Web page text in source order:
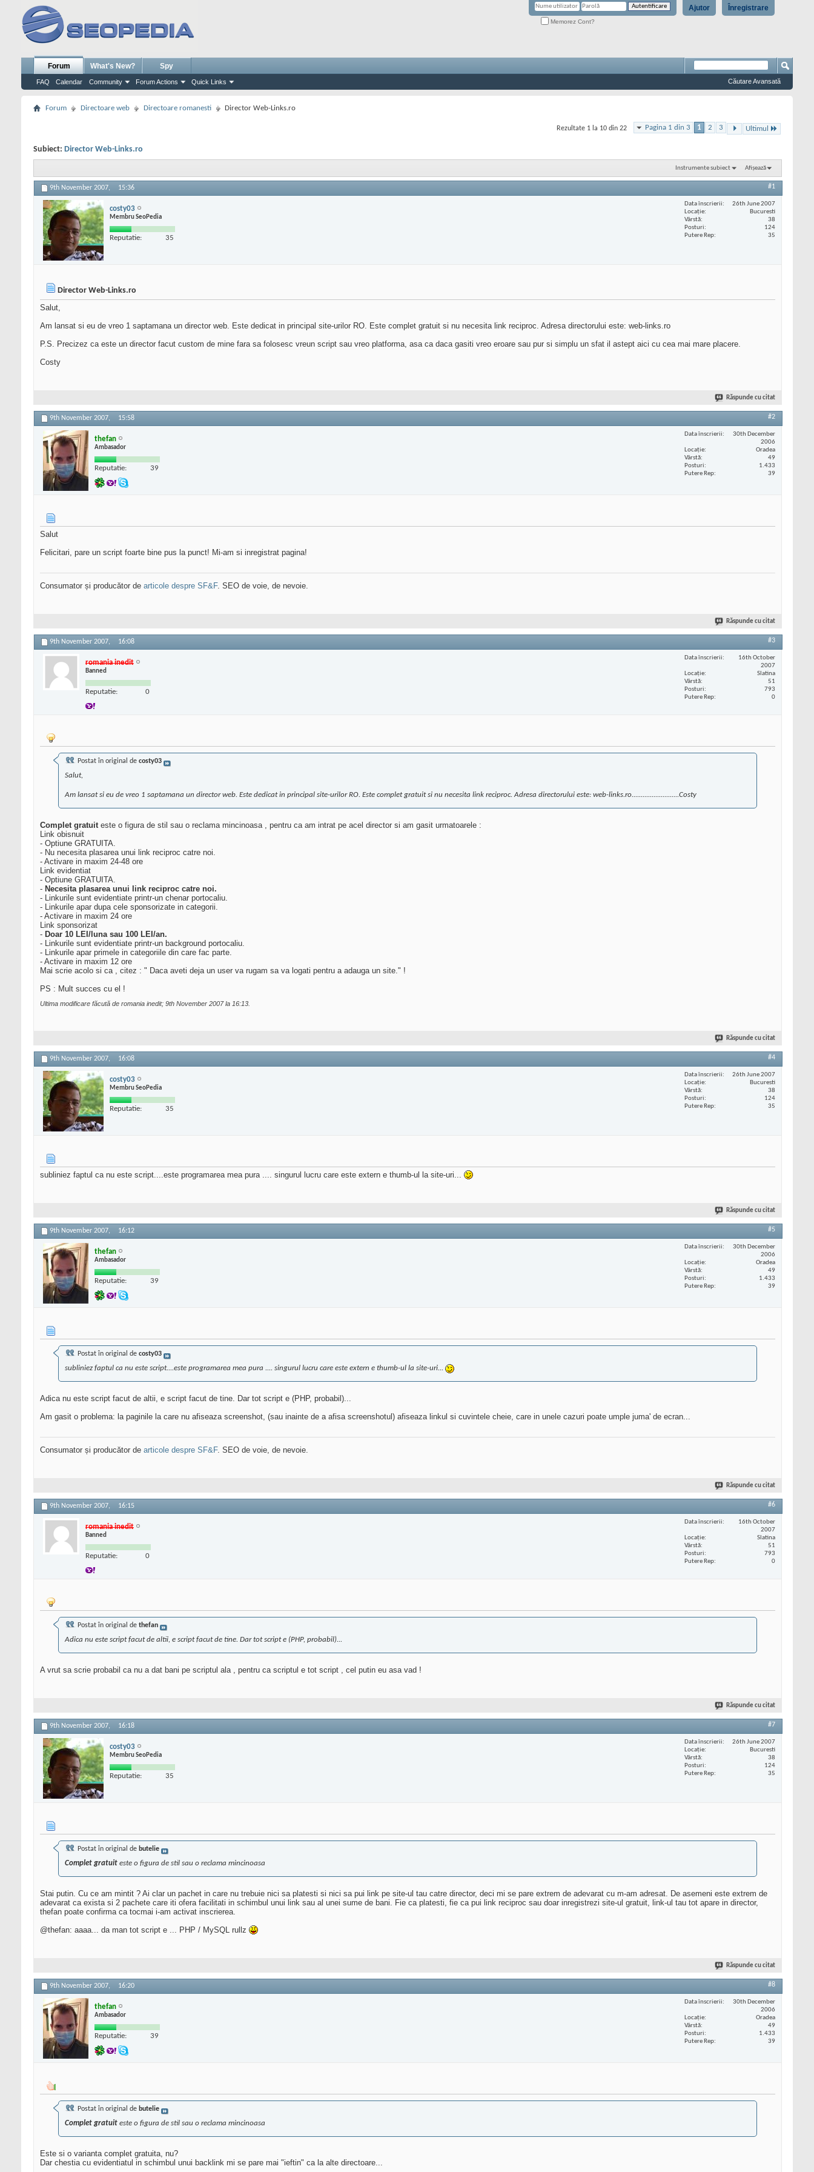
Înregistrare
Ajutor
Memorez Cont?
Forum
FAQ Calendar Community Forum Actions Quick Links
What's New? Spy
Căutare Avansată
Forum Directoare web Directoare romanesti Director Web-Links.ro
Pagina 1 din 3 1 2 3 Ultimul
Rezultate 1 la 10 din 22
Subiect: Director Web-Links.ro
Instrumente subiect Afișează
9th November 2007, 15:36 #1
costy03
Membru SeoPedia
Reputatie: 35
Data înscrierii
26th June 2007
Locaţie
Bucuresti
Vârstă
38
Posturi
124
Putere Rep
35
Director Web-Links.ro
Salut,
Am lansat si eu de vreo 1 saptamana un director web. Este dedicat in principal site-urilor RO. Este complet gratuit si nu necesita link reciproc. Adresa directorului este: web-links.ro
P.S. Precizez ca este un director facut custom de mine fara sa folosesc vreun script sau vreo platforma, asa ca daca gasiti vreo eroare sau pur si simplu un sfat il astept aici cu cea mai mare placere.
Costy
Răspunde cu citat
9th November 2007, 15:58 #2
thefan
Ambasador
Reputatie: 39
Data înscrierii
30th December
2006
Locaţie
Oradea
Vârstă
49
Posturi
1.433
Putere Rep
39
Salut
Felicitari, pare un script foarte bine pus la punct! Mi-am si inregistrat pagina!
Consumator și producător de articole despre SF&F. SEO de voie, de nevoie.
Răspunde cu citat
9th November 2007, 16:08 #3
romania inedit
Banned
Reputatie: 0
Data înscrierii
16th October
2007
Locaţie
Slatina
Vârstă
51
Posturi
793
Putere Rep
0
Postat în original de costy03
Salut,
Am lansat si eu de vreo 1 saptamana un director web. Este dedicat in principal site-urilor RO. Este complet gratuit si nu necesita link reciproc. Adresa directorului este: web-links.ro..........................Costy
Complet gratuit este o figura de stil sau o reclama mincinoasa , pentru ca am intrat pe acel director si am gasit urmatoarele :
Link obisnuit
- Optiune GRATUITA.
- Nu necesita plasarea unui link reciproc catre noi.
- Activare in maxim 24-48 ore
Link evidentiat
- Optiune GRATUITA.
- Necesita plasarea unui link reciproc catre noi.
- Linkurile sunt evidentiate printr-un chenar portocaliu.
- Linkurile apar dupa cele sponsorizate in categorii.
- Activare in maxim 24 ore
Link sponsorizat
- Doar 10 LEI/luna sau 100 LEI/an.
- Linkurile sunt evidentiate printr-un background portocaliu.
- Linkurile apar primele in categoriile din care fac parte.
- Activare in maxim 12 ore
Mai scrie acolo si ca , citez : " Daca aveti deja un user va rugam sa va logati pentru a adauga un site." !
PS : Mult succes cu el !
Ultima modificare făcută de romania inedit; 9th November 2007 la 16:13
Răspunde cu citat
9th November 2007, 16:08 #4
costy03
Membru SeoPedia
Reputatie: 35
Data înscrierii
26th June 2007
Locaţie
Bucuresti
Vârstă
38
Posturi
124
Putere Rep
35
subliniez faptul ca nu este script....este programarea mea pura .... singurul lucru care este extern e thumb-ul la site-uri...
Răspunde cu citat
9th November 2007, 16:12 #5
thefan
Ambasador
Reputatie: 39
Data înscrierii
30th December
2006
Locaţie
Oradea
Vârstă
49
Posturi
1.433
Putere Rep
39
Postat în original de costy03
subliniez faptul ca nu este script....este programarea mea pura .... singurul lucru care este extern e thumb-ul la site-uri...
Adica nu este script facut de altii, e script facut de tine. Dar tot script e (PHP, probabil)...
Am gasit o problema: la paginile la care nu afiseaza screenshot, (sau inainte de a afisa screenshotul) afiseaza linkul si cuvintele cheie, care in unele cazuri poate umple juma' de ecran...
Consumator și producător de articole despre SF&F. SEO de voie, de nevoie.
Răspunde cu citat
9th November 2007, 16:15 #6
romania inedit
Banned
Reputatie: 0
Data înscrierii
16th October
2007
Locaţie
Slatina
Vârstă
51
Posturi
793
Putere Rep
0
Postat în original de thefan
Adica nu este script facut de altii, e script facut de tine. Dar tot script e (PHP, probabil)...
A vrut sa scrie probabil ca nu a dat bani pe scriptul ala , pentru ca scriptul e tot script , cel putin eu asa vad !
Răspunde cu citat
9th November 2007, 16:18 #7
costy03
Membru SeoPedia
Reputatie: 35
Data înscrierii
26th June 2007
Locaţie
Bucuresti
Vârstă
38
Posturi
124
Putere Rep
35
Postat în original de butelie
Complet gratuit este o figura de stil sau o reclama mincinoasa
Stai putin. Cu ce am mintit ? Ai clar un pachet in care nu trebuie nici sa platesti si nici sa pui link pe site-ul tau catre director, deci mi se pare extrem de adevarat cu m-am adresat. De asemeni este extrem de
adevarat ca exista si 2 pachete care iti ofera facilitati in schimbul unui link sau al unei sume de bani. Fie ca platesti, fie ca pui link reciproc sau doar inregistrezi site-ul gratuit, link-ul tau tot apare in director,
thefan poate confirma ca tocmai i-am activat inscrierea.
@thefan: aaaa... da man tot script e ... PHP / MySQL rullz
Răspunde cu citat
9th November 2007, 16:20 #8
thefan
Ambasador
Reputatie: 39
Data înscrierii
30th December
2006
Locaţie
Oradea
Vârstă
49
Posturi
1.433
Putere Rep
39
Postat în original de butelie
Complet gratuit este o figura de stil sau o reclama mincinoasa
Este si o varianta complet gratuita, nu?
Dar chestia cu evidentiatul in schimbul unui backlink mi se pare mai "ieftin" ca la alte directoare...